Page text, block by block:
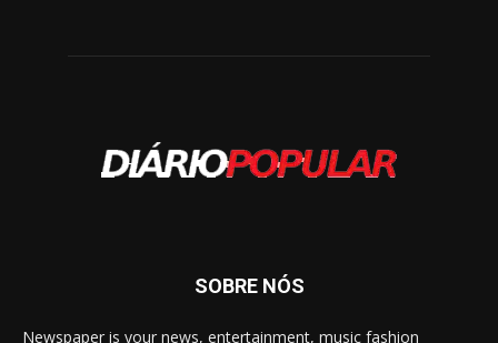
SOBRE NÓS
Newspaper is your news, entertainment, music fashion